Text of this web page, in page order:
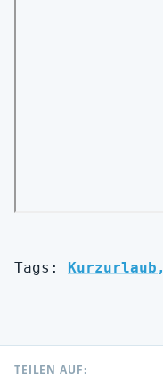
Tags: Kurzurlaub,
TEILEN AUF: